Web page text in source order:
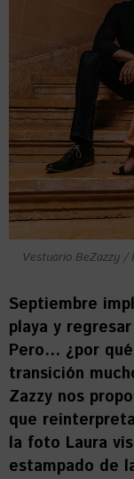
Vestuario BeZazzy /
Septiembre
playa y
Pero… ¿por
transición
Zazzy nos
que
la foto Laura
estampado de